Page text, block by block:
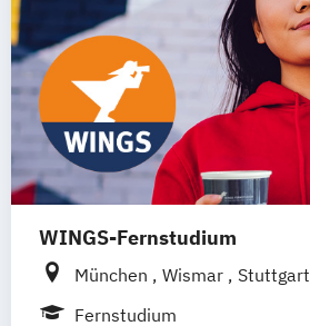
WINGS-Fernstudium
München Wismar Stuttgart
Leipzig
Frankfurt am Main
Fernstudium